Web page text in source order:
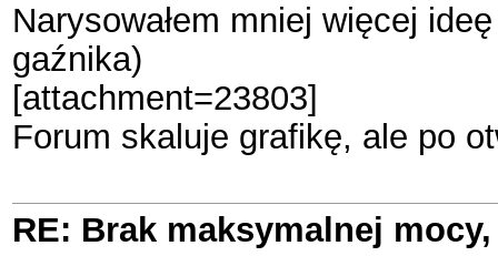
Narysowałem mniej więcej
gaźnika)
[attachment=23803]
Forum skaluje grafikę, ale po
RE: Brak maksymalnej